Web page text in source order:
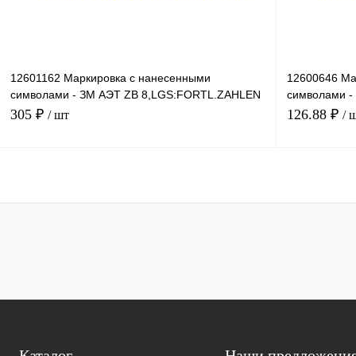
12601162 Маркировка с нанесенными
символами - ЗМ АЭТ ZB 8,LGS:FORTL.ZAHLEN
81-90
305 ₽ / шт
12600646
символами
ZAHLEN 82-
126.88 ₽ /